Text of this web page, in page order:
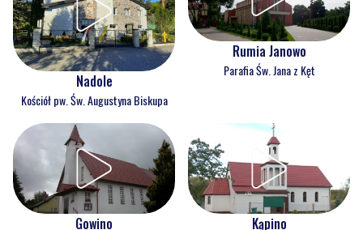
Nadole
Kościół pw. Św. Augustyna Biskupa
Rumia Janowo
Parafia Św. Jana z Kęt
Gowino Kąpino